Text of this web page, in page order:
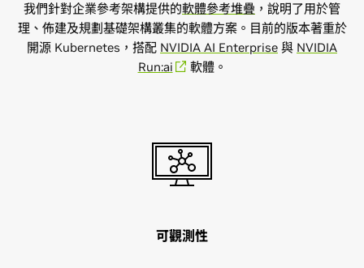
我們針對企業參考架構提供的軟體參考堆疊 ，說明了用於管
理、佈建及規劃基礎架構叢集的軟體方案。目前的版本著重於
開源 Kubernetes，搭配 NVIDIA AI Enterprise 與 NVIDIA
Run:ai
軟體。
可觀測性